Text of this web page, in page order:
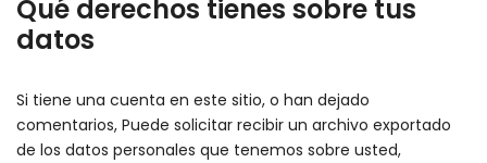
Qué derechos tienes sobre tus
datos
Si tiene una cuenta en este sitio, o han dejado
comentarios, Puede solicitar recibir un archivo exportado
de los datos personales que tenemos sobre usted,